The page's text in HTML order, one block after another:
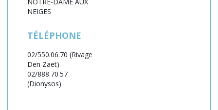
NEIGES
TÉLÉPHONE
02/550.06.70 (Rivage
Den Zaet)
02/888.70.57
(Dionysos)